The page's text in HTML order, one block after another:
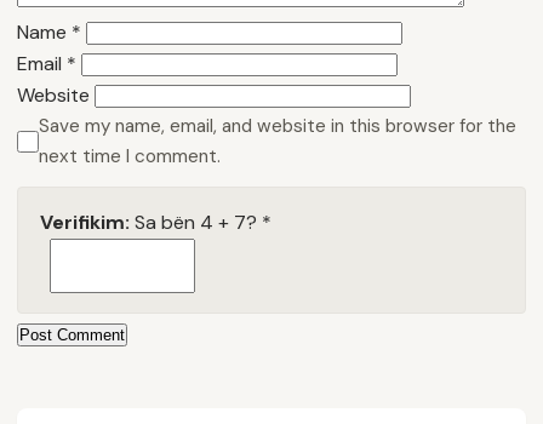
Name *
Email *
Website
Save my name, email, and website in this browser for the
next time I comment.
Verifikim: Sa bën 4 + 7? *
Post Comment